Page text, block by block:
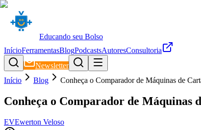
Educando seu Bolso
InícioFerramentasBlogPodcastsAutoresConsultoria
Newsletter
Início
Blog Conheça o Comparador de Máquinas de
Conheça o Comparador de Máquinas
EVEwerton Veloso